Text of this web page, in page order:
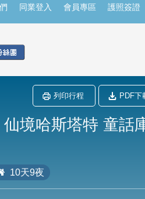
同業登入 會員專區 護照簽證
列印行程 PDF下
境哈斯塔特 童話
10天9夜